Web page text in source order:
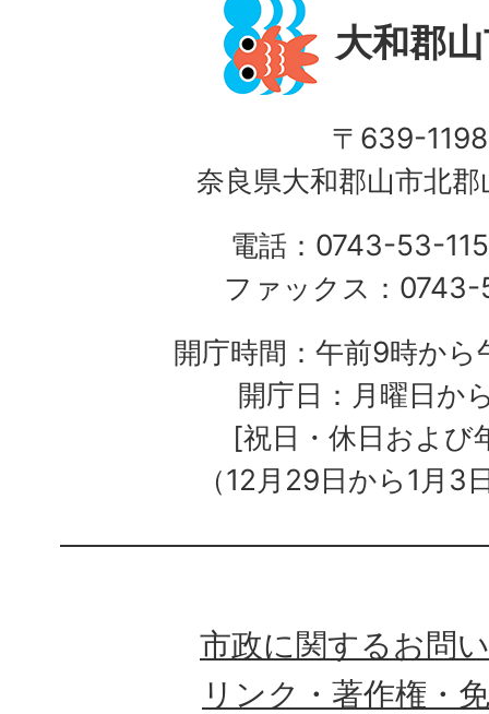
大和郡
〒639-1198
奈良県大和郡山市北
電話：0743-53-
ファックス：
開庁時間：午前9時か
開庁日：月曜日か
[祝日・休日および
（12月29日から1月3
市政に関するお問
リンク・著作権・